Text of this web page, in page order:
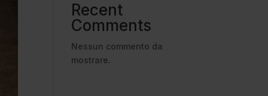
Recent
Comments
Nessun commento da
mostrare.